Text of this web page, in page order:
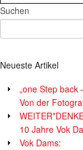
Suchen
Neueste Artikel
„one Step back
Von der
10 Jahre Vok
Vok Dams: